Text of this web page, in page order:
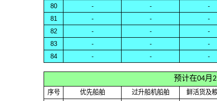
80
- -
-
81
- -
-
82
- -
-
83
- -
-
84
- - -
预计在04月
序号 优先船舶 过升船机船舶 鲜活货及